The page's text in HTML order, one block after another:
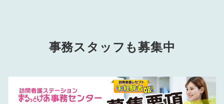
事務スタッフも募集中